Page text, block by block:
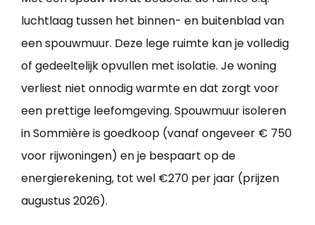
luchtlaag tussen het binnen- en buitenblad van
een spouwmuur. Deze lege ruimte kan je volledig
of gedeeltelijk opvullen met isolatie. Je woning
verliest niet onnodig warmte en dat zorgt voor
een prettige leefomgeving. Spouwmuur isoleren
in Sommière is goedkoop (vanaf ongeveer € 750
voor rijwoningen) en je bespaart op de
energierekening, tot wel €270 per jaar (prijzen
augustus 2026).